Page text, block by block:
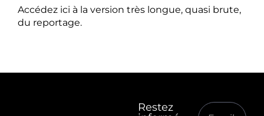
Accédez ici à la version très longue, quasi brute,
du reportage.
Restez